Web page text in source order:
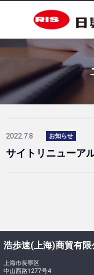
2022.7.8 お知らせ
サイトリニューア
浩歩速(上海)商貿有限
上海市長寧区
中山西路1277号4